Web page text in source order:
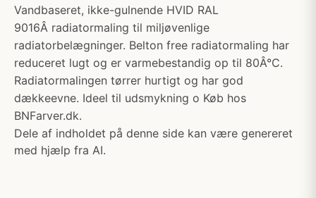
Vandbaseret, ikke-gulnende HVID RAL
9016Â radiatormaling til miljøvenlige
radiatorbelægninger. Belton free radiatormaling har
reduceret lugt og er varmebestandig op til 80Â°C.
Radiatormalingen tørrer hurtigt og har god
dækkeevne. Ideel til udsmykning o Køb hos
BNFarver.dk.
Dele af indholdet på denne side kan være genereret
med hjælp fra AI.